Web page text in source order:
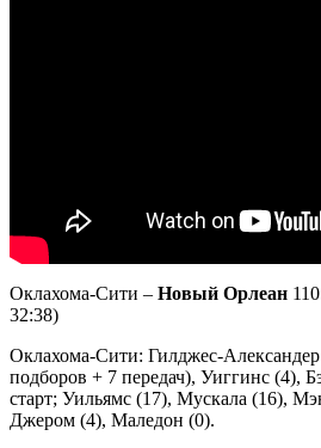
Оклахома-Сити – Новый Орлеан
32:38)
Оклахома-Сити: Гилджес-
подборов + 7 передач), Уиггинс (4),
старт; Уильямс (17), Мускала (16),
Джером (4), Маледон (0).